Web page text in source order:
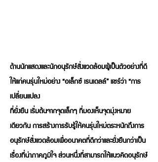
ด้านนักแสดงและนักอนุรักษ์สิ่งแวดล้อมผู้เป็นตัวอย่างที่ดี
ให้แก่คนรุ่นใหม่อย่าง “อเล็กซ์ เรนเดลล์” แชร์ว่า “การ
เปลี่ยนแปลง
ที่ยั่งยืน เริ่มต้นจากจุดเล็กๆ ที่มองเห็นจุดมุ่งหมาย
เดียวกัน การสร้างการรับรู้ให้คนรุ่นใหม่ตระหนักถึงการ
อนุรักษ์สิ่งแวดล้อมเพื่ออนาคตที่ดีกว่าและยั่งยืนกว่าเป็น
เรื่องที่น่าภาคภูมิใจ ส่วนหนึ่งที่สามารถให้แนวคิดอนุรักษ์